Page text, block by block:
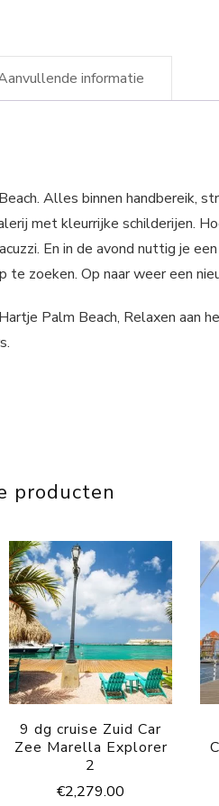
informatie
Alles binnen handbereik,
met kleurrijke schilderijen.
En in de avond nuttig je
zoeken. Op naar weer een
Palm Beach, Relaxen aan
producten
9 dg cruise Zuid Car
Zee Marella Explorer
2
€2,279.00